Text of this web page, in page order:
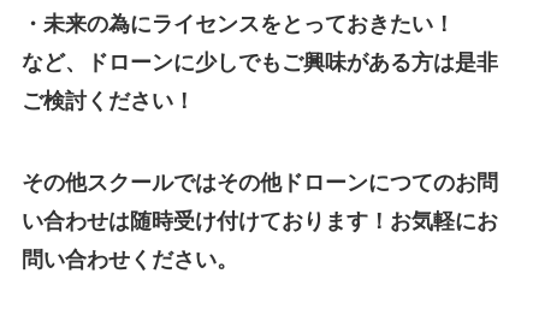
・未来の為にライセンスをとっておきたい！
など、
ドローンに少しでもご興味がある方は是非
ご検討ください！
その他スクールではその他ドローンにつてのお問
い合わせは随時受け付けております！お気軽にお
問い合わせください。